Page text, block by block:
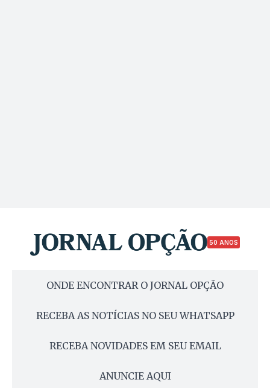
50 ANOS
ONDE ENCONTRAR O JORNAL OPÇÃO
RECEBA AS NOTÍCIAS NO SEU WHATSAPP
RECEBA NOVIDADES EM SEU EMAIL
ANUNCIE AQUI